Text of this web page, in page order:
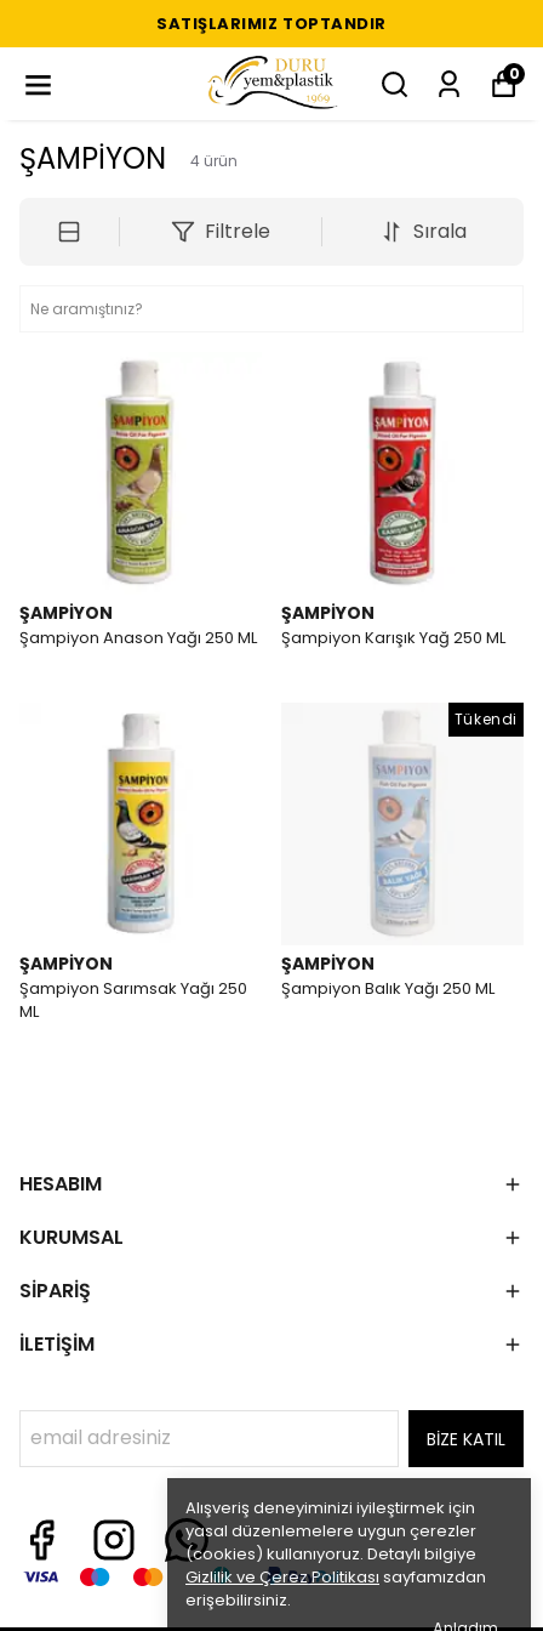
SATIŞLARIMIZ TOPTANDIR
0
Alışveriş deneyiminizi iyileştirmek için
yasal düzenlemelere uygun çerezler
(cookies) kullanıyoruz. Detaylı bilgiye
Gizlilik ve Çerez Politikası sayfamızdan
erişebilirsiniz.
ŞAMPİYON 4 ürün
Filtrele Sırala
ŞAMPİYON
Şampiyon Anason Yağı 250 ML
ŞAMPİYON
Şampiyon Karışık Yağ 250 ML
ŞAMPİYON
Şampiyon Sarımsak Yağı 250
ML
Tükendi
ŞAMPİYON
Şampiyon Balık Yağı 250 ML
HESABIM
KURUMSAL
SİPARİŞ
İLETİŞİM
BİZE KATIL